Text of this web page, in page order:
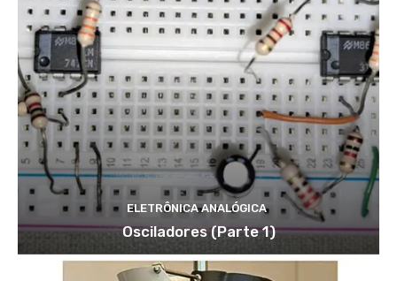
ELETRÔNICA ANALÓGICA
Osciladores (Parte 1)